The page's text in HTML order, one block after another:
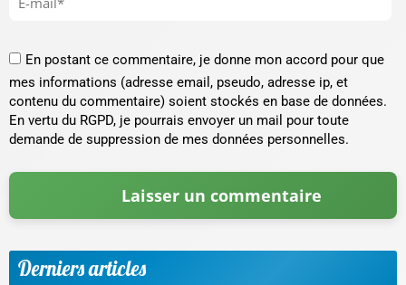
En postant ce commentaire, je donne mon accord pour que
mes informations (adresse email, pseudo, adresse ip, et
contenu du commentaire) soient stockés en base de données.
En vertu du RGPD, je pourrais envoyer un mail pour toute
demande de suppression de mes données personnelles.
Derniers articles